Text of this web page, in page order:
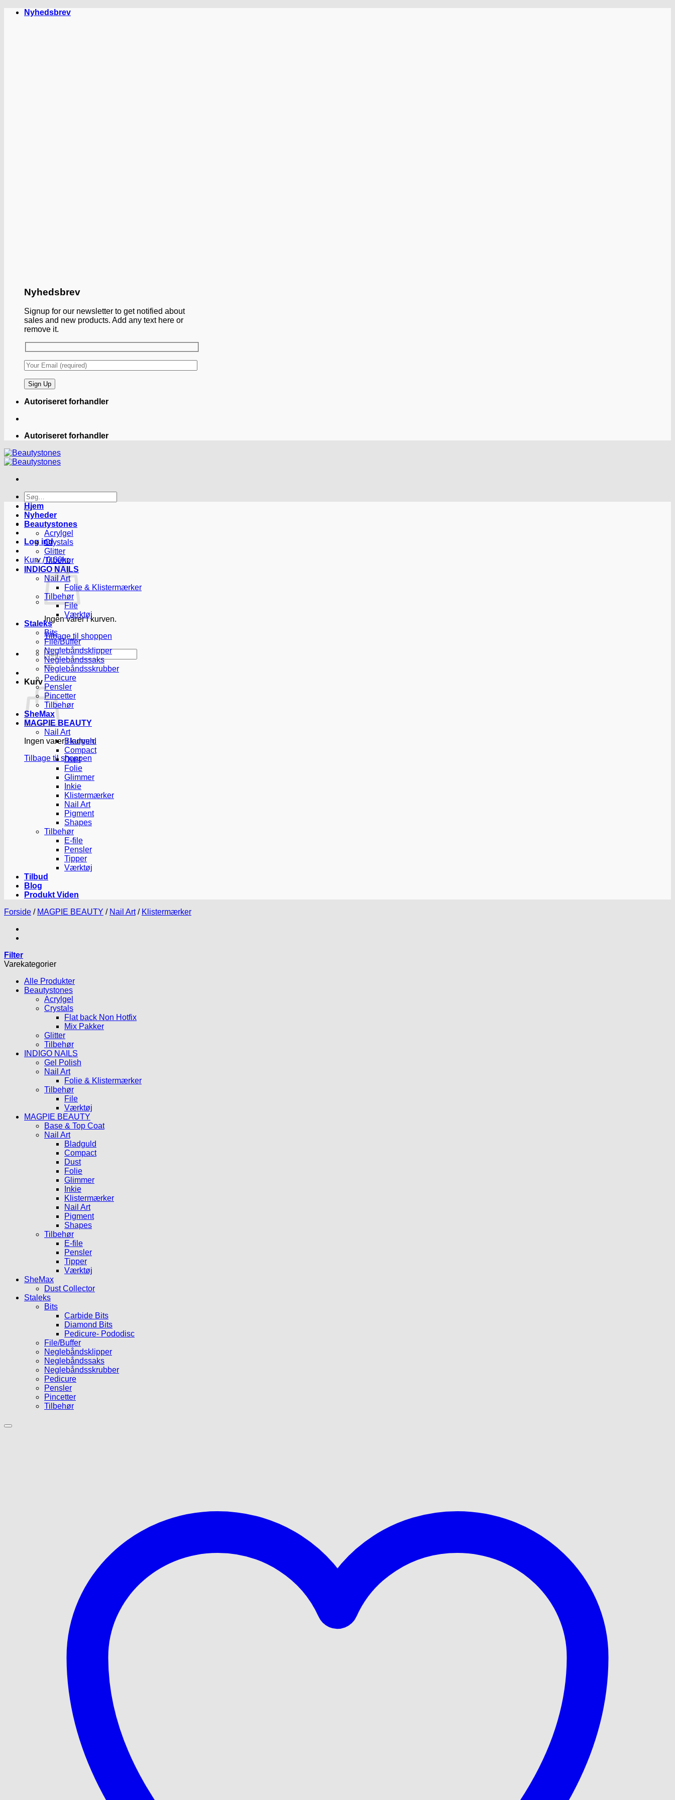
FortsætNyhedsbrev
Nyhedsbrev
Signup for our newsletter to get notified about
sales and new products. Add any text here or
remove it.
Autoriseret forhandler
Autoriseret forhandler
Søg
efter:
Log ind
Kurv /0.00kr.
Ingen varer i kurven.
Tilbage til shoppen
Søg
efter:
Kurv
Ingen varer i kurven.
Tilbage til shoppen
Hjem
Nyheder
Beautystones
Acrylgel
Crystals
Glitter
Tilbehør
INDIGO NAILS
Nail Art
Folie & Klistermærker
Tilbehør
File
Værktøj
Staleks
Bits
File/Buffer
Neglebåndsklipper
Neglebåndssaks
Neglebåndsskrubber
Pedicure
Pensler
Pincetter
Tilbehør
SheMax
MAGPIE BEAUTY
Nail Art
Bladguld
Compact
Dust
Folie
Glimmer
Inkie
Klistermærker
Nail Art
Pigment
Shapes
Tilbehør
E-file
Pensler
Tipper
Værktøj
Tilbud
Blog
Produkt Viden
Forside / MAGPIE BEAUTY / Nail Art / Klistermærker
Filter
Varekategorier
Alle Produkter
Beautystones
Acrylgel
Crystals
Flat back Non Hotfix
Mix Pakker
Glitter
Tilbehør
INDIGO NAILS
Gel Polish
Nail Art
Folie & Klistermærker
Tilbehør
File
Værktøj
MAGPIE BEAUTY
Base & Top Coat
Nail Art
Bladguld
Compact
Dust
Folie
Glimmer
Inkie
Klistermærker
Nail Art
Pigment
Shapes
Tilbehør
E-file
Pensler
Tipper
Værktøj
SheMax
Dust Collector
Staleks
Bits
Carbide Bits
Diamond Bits
Pedicure- Pododisc
File/Buffer
Neglebåndsklipper
Neglebåndssaks
Neglebåndsskrubber
Pedicure
Pensler
Pincetter
Tilbehør